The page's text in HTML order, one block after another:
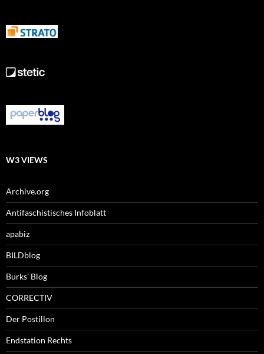
W3 VIEWS
Archive.org
Antifaschistisches Infoblatt
apabiz
BILDblog
Burks’ Blog
CORRECTIV
Der Postillon
Endstation Rechts